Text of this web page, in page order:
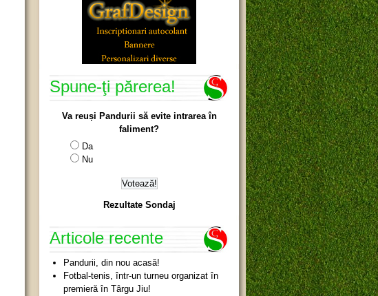
Spune-ţi părerea!
Va reuși Pandurii să evite intrarea în
faliment?
Da
Nu
Rezultate Sondaj
Articole recente
Pandurii, din nou acasă!
Fotbal-tenis, într-un turneu organizat în
premieră în Târgu Jiu!